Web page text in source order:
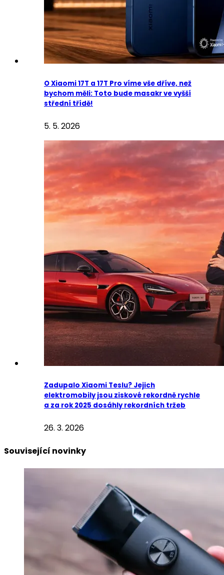
O Xiaomi 17T a 17T Pro víme vše dříve, než
bychom měli: Toto bude masakr ve vyšší
střední třídě!
5. 5. 2026
Zadupalo Xiaomi Teslu? Jejich
elektromobily jsou ziskové rekordně rychle
a za rok 2025 dosáhly rekordních tržeb
26. 3. 2026
Související novinky